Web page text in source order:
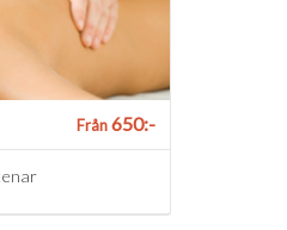
Från650:-